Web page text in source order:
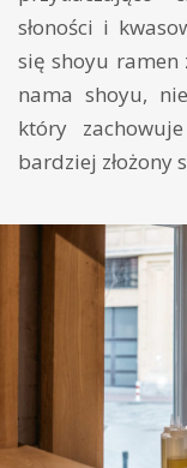
słoności i
się shoyu ramen
nama shoyu,
który
bardziej złożony